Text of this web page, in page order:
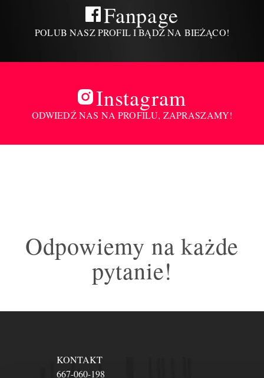
Fanpage
POLUB NASZ PROFIL I BĄDŹ NA BIEŻĄCO!
Instagram
ODWIEDŹ NAS NA PROFILU, ZAPRASZAMY!
Odpowiemy na każde
pytanie!
KONTAKT
667-060-198